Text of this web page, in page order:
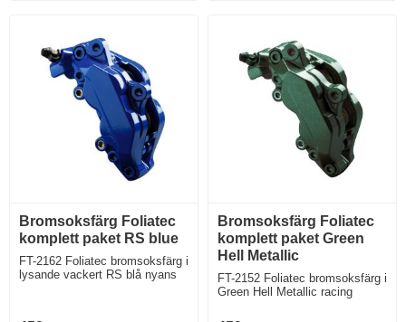
Bromsoksfärg Foliatec
komplett paket RS blue
FT-2162 Foliatec bromsoksfärg i
lysande vackert RS blå nyans
Bromsoksfärg Foliatec
komplett paket Green
Hell Metallic
FT-2152 Foliatec bromsoksfärg i
Green Hell Metallic racing